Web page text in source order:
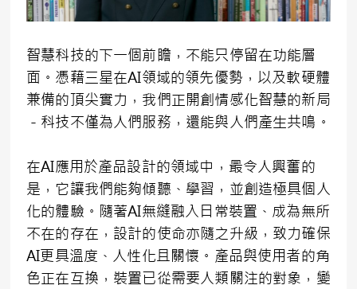
智慧科技的下一個前瞻，不能只停留在功能層
面。憑藉三星在AI領域的領先優勢，以及軟硬體
兼備的頂尖實力，我們正開創情感化智慧的新局
－科技不僅為人們服務，還能與人們產生共鳴。
在AI應用於產品設計的領域中，最令人興奮的
是，它讓我們能夠傾聽、學習，並創造極具個人
化的體驗。隨著AI無縫融入日常裝置、成為無所
不在的存在，設計的使命亦隨之升級，致力確保
AI更具溫度、人性化且關懷。產品與使用者的角
色正在互換，裝置已從需要人類關注的對象，變